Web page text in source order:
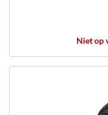
Niet op